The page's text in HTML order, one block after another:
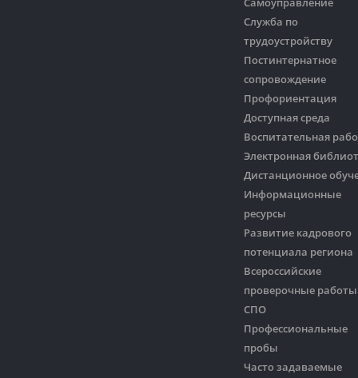
Служба по
трудоустройству
Постинтернатное
сопровождение
Профориентация
Доступная среда
Воспитательная
Электронная
Дистанционное
Информационные
ресурсы
Развитие кадрового
потенциала региона
Всероссийские
проверочные работы
СПО
Профессиональные
пробы
Часто задаваемые